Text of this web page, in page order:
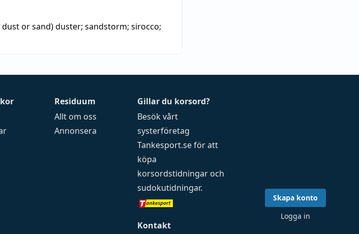
or sand)duster; sandstorm; sirocco;
Residuum
Allt om oss
Annonsera
Gillar du korsord?
Besök vårt
systerföretag
Tankesport.seför att
köpa
korsordstidningar och
sudokutidningar.
Kontakt
Skapa konto
Logga in